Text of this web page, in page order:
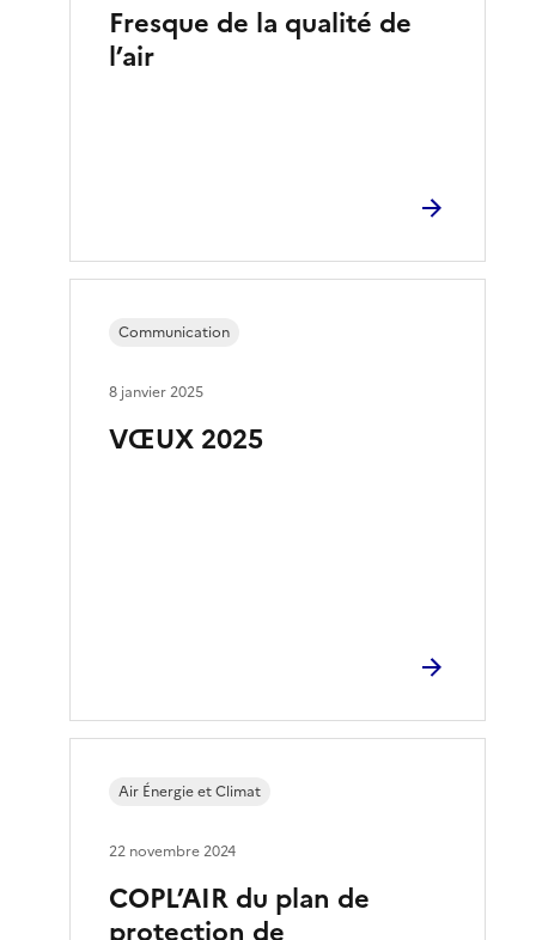
Fresque de la qualité de
l’air
VŒUX 2025
Communication
8 janvier 2025
COPL’AIR du plan de
protection de
Air Énergie et Climat
22 novembre 2024